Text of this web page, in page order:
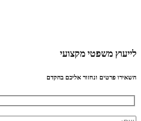
לייעוץ משפטי מקצועי
השאירו פרטים ונחזור אליכם בהקדם